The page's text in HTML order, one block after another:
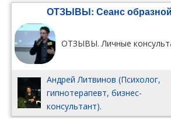
ОТЗЫВЫ: Сеанс
ОТЗЫВЫ. Личные
Андрей Литвинов (Психолог,
гипнотерапевт, бизнес-
консультант).